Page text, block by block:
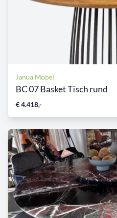
Janua Möbel
BC 07 Basket Tisch rund
€ 4.418,-